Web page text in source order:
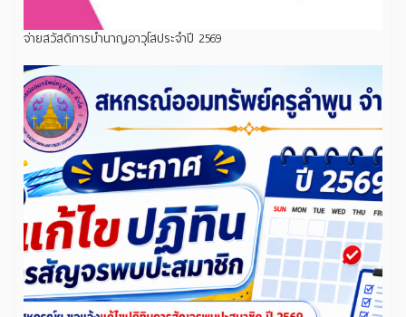
จ่ายสวัสดิการบำนาญอาวุโสประจำปี 2569